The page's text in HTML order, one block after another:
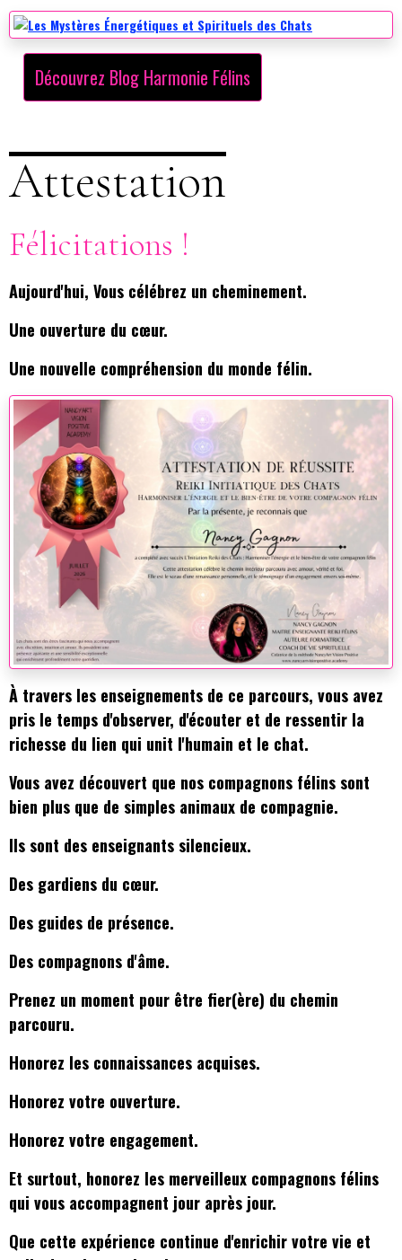
Découvrez Blog Harmonie Félins
Attestation
Félicitations !
Aujourd'hui, Vous célébrez un cheminement.
Une ouverture du cœur.
Une nouvelle compréhension du monde félin.
À travers les enseignements de ce parcours, vous avez
pris le temps d'observer, d'écouter et de ressentir la
richesse du lien qui unit l'humain et le chat.
Vous avez découvert que nos compagnons félins sont
bien plus que de simples animaux de compagnie.
Ils sont des enseignants silencieux.
Des gardiens du cœur.
Des guides de présence.
Des compagnons d'âme.
Prenez un moment pour être fier(ère) du chemin
parcouru.
Honorez les connaissances acquises.
Honorez votre ouverture.
Honorez votre engagement.
Et surtout, honorez les merveilleux compagnons félins
qui vous accompagnent jour après jour.
Que cette expérience continue d'enrichir votre vie et